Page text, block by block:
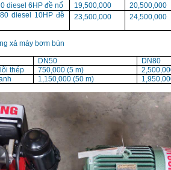
diesel 6HP đề nổ 19,500,000 20,500,000
diesel 10HP đề
23,500,000 24,500,000
xả máy bơm bùn
DN50 DN80
thép
750,000 (5 m)
1,150,000 (50 m)